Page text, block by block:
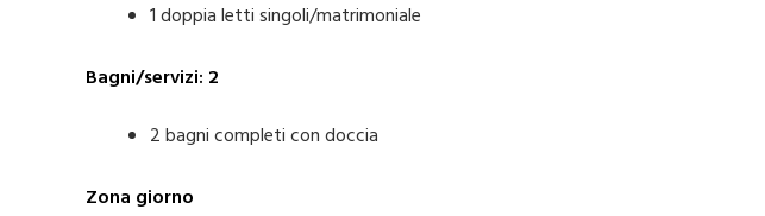
1 doppia letti singoli/matrimoniale
Bagni/servizi: 2
2 bagni completi con doccia
Zona giorno